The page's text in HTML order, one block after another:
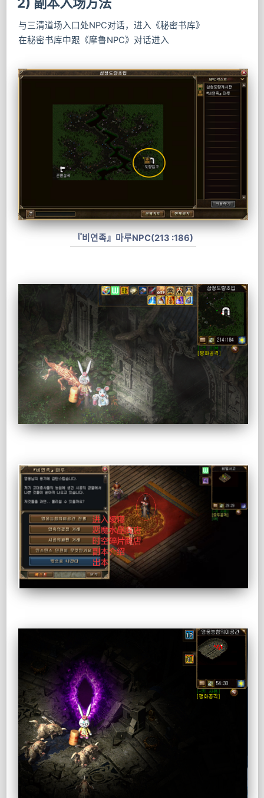
与三清道场入口处NPC对话，进入《秘密书库》
在秘密书库中跟《摩鲁NPC》对话进入
『비연족』마루NPC(213 :186)